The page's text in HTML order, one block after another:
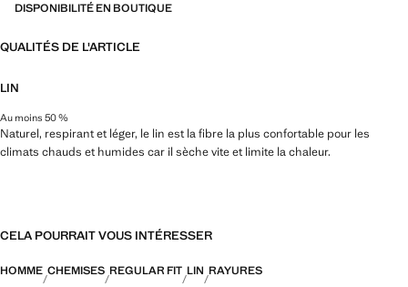
DISPONIBILITÉ EN BOUTIQUE
QUALITÉS DE L'ARTICLE
LIN
Au moins 50 %
Naturel, respirant et léger, le lin est la fibre la plus confortable pour les
climats chauds et humides car il sèche vite et limite la chaleur.
CELA POURRAIT VOUS INTÉRESSER
HOMME CHEMISES REGULAR FIT LIN RAYURES